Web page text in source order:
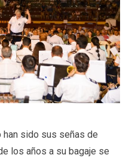
han sido sus señas de
los años a su bagaje se